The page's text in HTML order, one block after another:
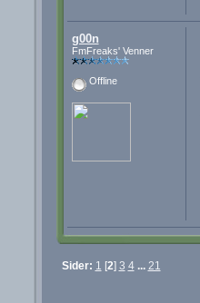
g00n
FmFreaks' Venner
Offline
Sider: 1 [2] 3 4 ... 21